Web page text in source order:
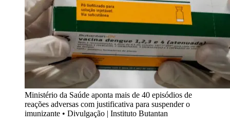
Ministério da Saúde aponta mais de 40 episódios de
reações adversas com justificativa para suspender o
imunizante • Divulgação | Instituto Butantan